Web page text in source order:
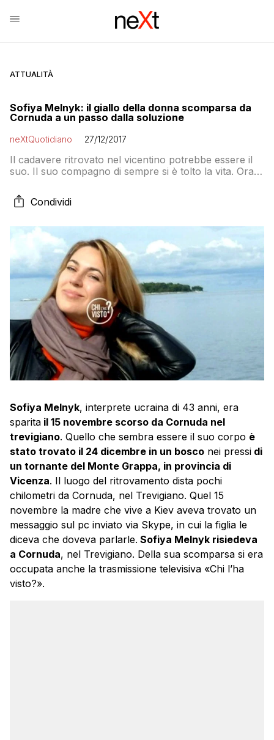
ATTUALITÀ
Sofiya Melnyk: il giallo della donna scomparsa da
Cornuda a un passo dalla soluzione
neXtQuotidiano 27/12/2017
Il cadavere ritrovato nel vicentino potrebbe essere il
suo. Il suo compagno di sempre si è tolto la vita. Ora
chiarezza
Condividi
Sofiya Melnyk, interprete ucraina di 43 anni, era
sparita il 15 novembre scorso da Cornuda nel
trevigiano. Quello che sembra essere il suo corpo è
stato trovato il 24 dicembre in un bosco nei pressi di
un tornante del Monte Grappa, in provincia di
Vicenza. Il luogo del ritrovamento dista pochi
chilometri da Cornuda, nel Trevigiano. Quel 15
novembre la madre che vive a Kiev aveva trovato un
messaggio sul pc inviato via Skype, in cui la figlia le
diceva che doveva parlarle. Sofiya Melnyk risiedeva
a Cornuda, nel Trevigiano. Della sua scomparsa si era
occupata anche la trasmissione televisiva «Chi l’ha
visto?».